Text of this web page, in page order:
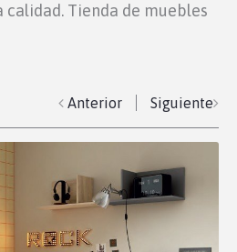
Tienda de muebles
Anterior Siguiente